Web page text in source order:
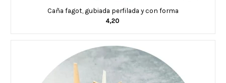
Caña fagot, gubiada perfilada y con forma
4,20